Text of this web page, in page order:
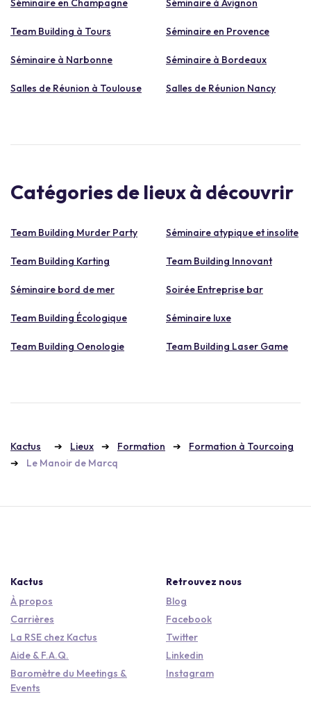
Séminaire en Champagne Séminaire à Avignon
Team Building à Tours Séminaire en Provence
Séminaire à Narbonne Séminaire à Bordeaux
Salles de Réunion à Toulouse Salles de Réunion Nancy
Catégories de lieux à découvrir
Team Building Murder Party Séminaire atypique et insolite
Team Building Karting Team Building Innovant
Séminaire bord de mer Soirée Entreprise bar
Team Building Écologique Séminaire luxe
Team Building Oenologie Team Building Laser Game
Kactus Lieux Formation
Formation à Tourcoing
Le Manoir de Marcq
Kactus
À propos
Carrières
La RSE chez Kactus
Aide & F.A.Q.
Baromètre du Meetings &
Events
Retrouvez nous
Blog
Facebook
Twitter
Linkedin
Instagram